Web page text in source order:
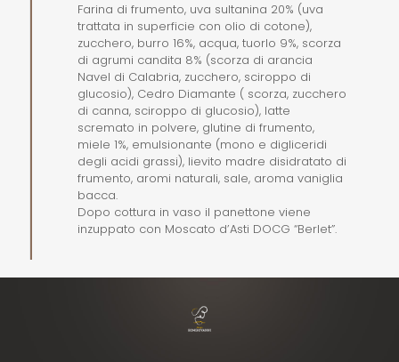
Farina di frumento, uva sultanina 20% (uva
trattata in superficie con olio di cotone),
zucchero, burro 16%, acqua, tuorlo 9%, scorza
di agrumi candita 8% (scorza di arancia
Navel di Calabria, zucchero, sciroppo di
glucosio), Cedro Diamante ( scorza, zucchero
di canna, sciroppo di glucosio), latte
scremato in polvere, glutine di frumento,
miele 1%, emulsionante (mono e digliceridi
degli acidi grassi), lievito madre disidratato di
frumento, aromi naturali, sale, aroma vaniglia
bacca.
Dopo cottura in vaso il panettone viene
inzuppato con Moscato d’Asti DOCG “Berlet”.